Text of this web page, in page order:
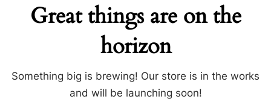
Great things are on the
horizon
Something big is brewing! Our store is in the works
and will be launching soon!